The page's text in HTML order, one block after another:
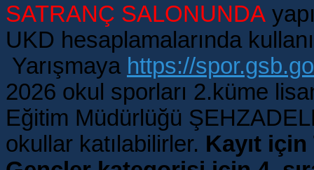
SATRANÇ SALONUNDA
UKD hesaplamalarında
Yarışmaya https://
2026 okul sporları 2.küme
Eğitim Müdürlüğü
okullar katılabilirler. Kayıt